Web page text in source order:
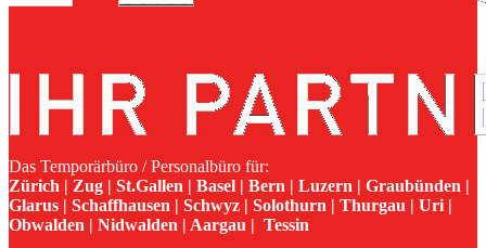
Das Temporärbüro / Personalbüro für:
Zürich | Zug | St.Gallen | Basel | Bern | Luzern | Graubünden |
Glarus | Schaffhausen | Schwyz | Solothurn | Thurgau | Uri |
Obwalden | Nidwalden | Aargau | Tessin